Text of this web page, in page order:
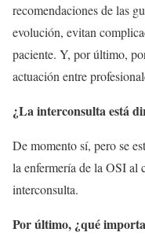
recomendaciones de las
evolución, evitan
paciente. Y, por último,
actuación entre
¿La interconsulta está
De momento sí, pero se
la enfermería de la OSI al
interconsulta.
Por último, ¿qué